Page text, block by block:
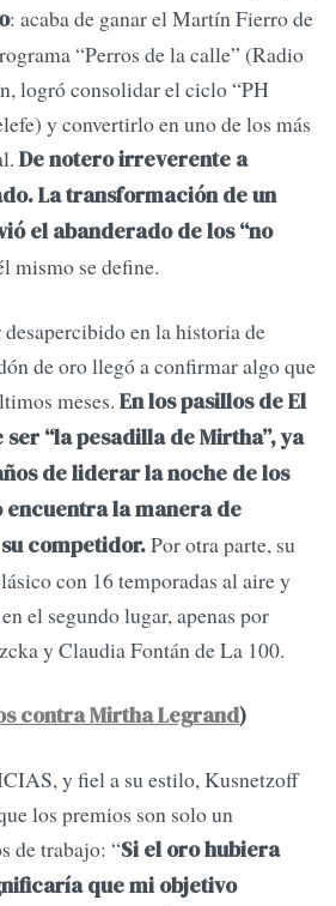
: acaba de ganar el Martín Fierro de
“Perros de la calle” (Radio
logró consolidar el ciclo “PH
y convertirlo en uno de los más
De notero irreverente a
La transformación de un
el abanderado de los “no
mismo se define.
en la historia de
de oro llegó a confirmar algo que
meses. En los pasillos de El
“la pesadilla de Mirtha”, ya
de liderar la noche de los
encuentra la manera de
competidor.Por otra parte, su
con 16 temporadas al aire y
el segundo lugar, apenas por
y Claudia Fontán de La 100.
contra Mirtha Legrand)
y fiel a su estilo, Kusnetzoff
los premios son solo un
de trabajo: “Si el oro hubiera
que mi objetivo